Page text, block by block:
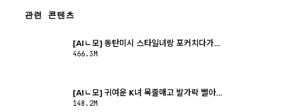
관련 콘텐츠
[AIㄴ모] 동탄미시 스타일녀랑 포커치다가...
466.3M
[AIㄴ모] 귀여운 K녀 목줄매고 발가락 빨아...
148.2M